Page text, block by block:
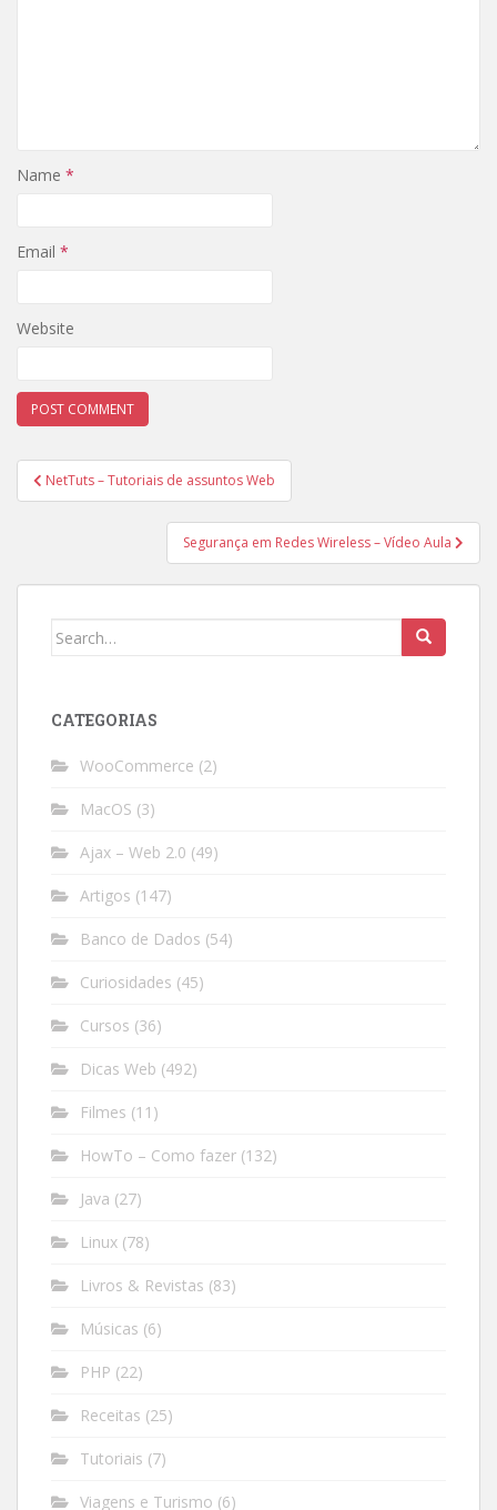
Name *
Email *
Website
Post
navigation
NetTuts – Tutoriais de assuntos Web
Segurança em Redes Wireless – Vídeo Aula
Search
CATEGORIAS
WooCommerce (2)
MacOS (3)
Ajax – Web 2.0 (49)
Artigos (147)
Banco de Dados (54)
Curiosidades (45)
Cursos (36)
Dicas Web (492)
Filmes (11)
HowTo – Como fazer (132)
Java (27)
Linux (78)
Livros & Revistas (83)
Músicas (6)
PHP (22)
Receitas (25)
Tutoriais (7)
Viagens e Turismo (6)